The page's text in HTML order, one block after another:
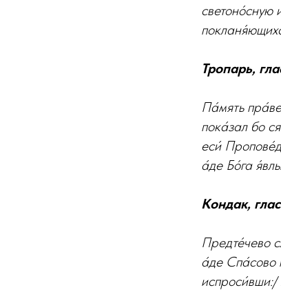
светоно́сную
Тропарь,
Па́мять
пока́зал бо
еси́
а́де Бо́га
Кондак,
Предте́чево
а́де Спа́сово